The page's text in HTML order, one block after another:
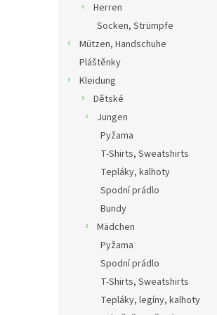
Herren
Socken, Strümpfe
Mützen, Handschuhe
Pláštěnky
Kleidung
Dětské
Jungen
Pyžama
T-Shirts, Sweatshirts
Tepláky, kalhoty
Spodní prádlo
Bundy
Mädchen
Pyžama
Spodní prádlo
T-Shirts, Sweatshirts
Tepláky, legíny, kalhoty